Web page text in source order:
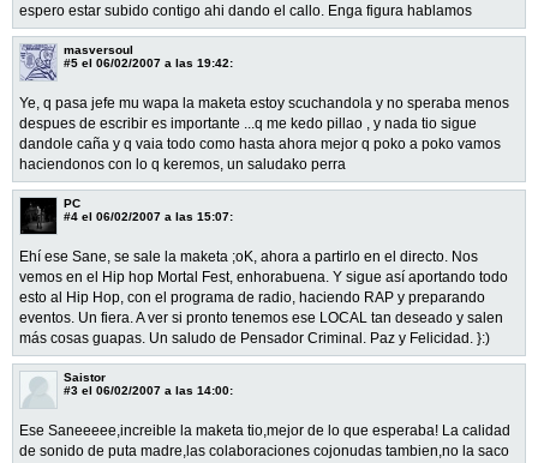
espero estar subido contigo ahi dando el callo. Enga figura hablamos
masversoul
#5 el 06/02/2007 a las 19:42:
Ye, q pasa jefe mu wapa la maketa estoy scuchandola y no speraba menos
despues de escribir es importante ...q me kedo pillao , y nada tio sigue
dandole caña y q vaia todo como hasta ahora mejor q poko a poko vamos
haciendonos con lo q keremos, un saludako perra
PC
#4 el 06/02/2007 a las 15:07:
Ehí ese Sane, se sale la maketa ;oK, ahora a partirlo en el directo. Nos
vemos en el Hip hop Mortal Fest, enhorabuena. Y sigue así aportando todo
esto al Hip Hop, con el programa de radio, haciendo RAP y preparando
eventos. Un fiera. A ver si pronto tenemos ese LOCAL tan deseado y salen
más cosas guapas. Un saludo de Pensador Criminal. Paz y Felicidad. }:)
Saistor
#3 el 06/02/2007 a las 14:00:
Ese Saneeeee,increible la maketa tio,mejor de lo que esperaba! La calidad
de sonido de puta madre,las colaboraciones cojonudas tambien,no la saco